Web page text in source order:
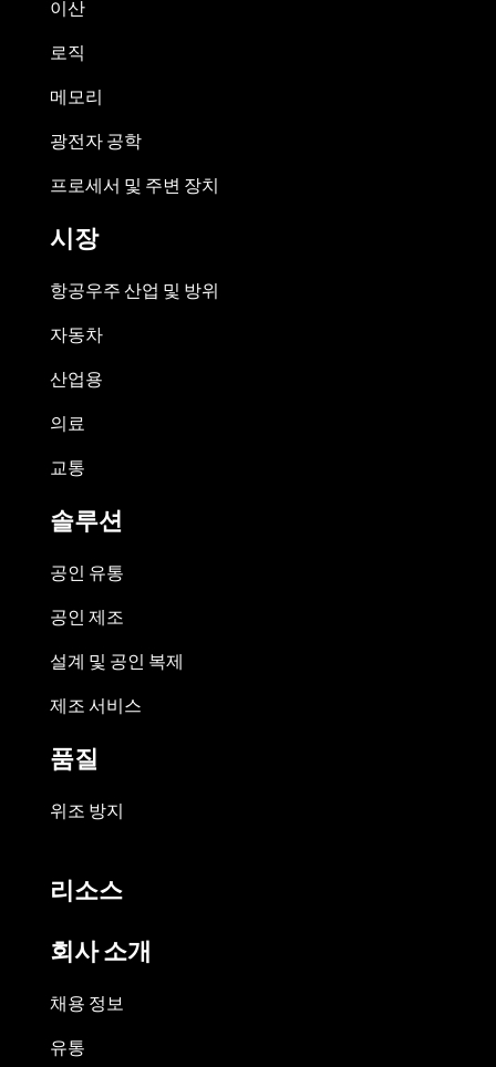
이산
로직
메모리
광전자 공학
프로세서 및 주변 장치
시장
항공우주 산업 및 방위
자동차
산업용
의료
교통
솔루션
공인 유통
공인 제조
설계 및 공인 복제
제조 서비스
품질
위조 방지
리소스
회사 소개
채용 정보
유통